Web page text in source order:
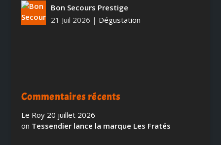
Bon Secours Prestige
21 Juil 2026 | Dégustation
Commentaires récents
Le Roy 20 juillet 2026
on Tessendier lance la marque Les Fratés